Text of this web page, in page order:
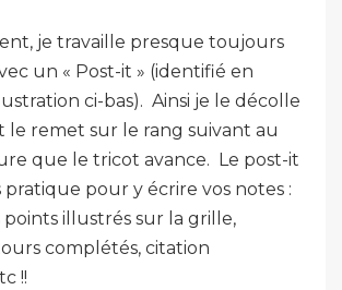
je travaille presque toujours
un « Post-it » (identifié en
ci-bas). Ainsi je le décolle
le remet sur le rang suivant au
que le tricot avance. Le post-it
pratique pour y écrire vos notes :
points illustrés sur la grille,
complétés, citation
!!